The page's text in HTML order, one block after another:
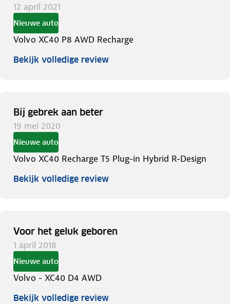
12 april 2021
Nieuwe auto
Volvo XC40 P8 AWD Recharge
Bekijk volledige review
Bij gebrek aan beter
19 mei 2020
Nieuwe auto
Volvo XC40 Recharge T5 Plug-in Hybrid R-Design
Bekijk volledige review
Voor het geluk geboren
1 april 2018
Nieuwe auto
Volvo - XC40 D4 AWD
Bekijk volledige review